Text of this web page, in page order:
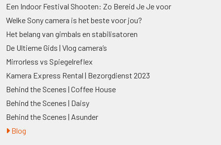
Een Indoor Festival Shooten: Zo Bereid Je Je voor
Welke Sony camera is het beste voor jou?
Het belang van gimbals en stabilisatoren
De Ultieme Gids | Vlog camera’s
Mirrorless vs Spiegelreflex
Kamera Express Rental | Bezorgdienst 2023
Behind the Scenes | Coffee House
Behind the Scenes | Daisy
Behind the Scenes | Asunder
Blog